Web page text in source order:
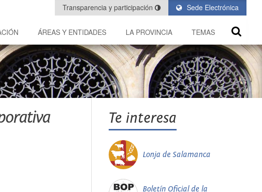
Sede Electrónica
Transparencia y participación
ÁREAS Y ENTIDADES LA PROVINCIA TEMAS
Te interesa
Lonja de Salamanca
Boletín Oficial de la